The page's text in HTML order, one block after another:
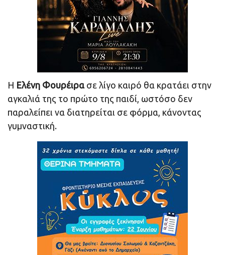
Η Ελένη Φουρέιρα σε λίγο καιρό θα κρατάει στην
αγκαλιά της το πρώτο της παιδί, ωστόσο δεν
παραλείπει να διατηρείται σε φόρμα, κάνοντας
γυμναστική.